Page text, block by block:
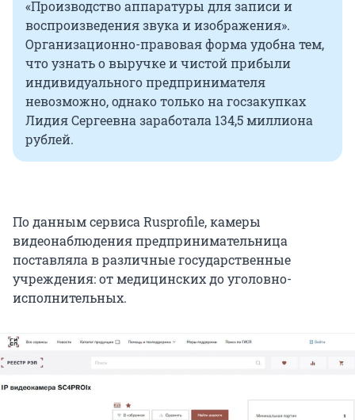
«Производство аппаратуры для записи и
воспроизведения звука и изображения».
Организационно-правовая форма удобна тем,
что узнать о выручке и чистой прибыли
индивидуального предпринимателя
невозможно, однако только на госзакупках
Лидия Сергеевна заработала 134,5 миллиона
рублей.
По данным сервиса Rusprofile, камеры
видеонаблюдения предпринимательница
поставляла в различные государственные
учреждения: от медицинских до уголовно-
исполнительных.